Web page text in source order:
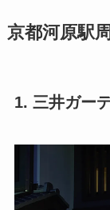
京都河原駅
1. 三井ガー